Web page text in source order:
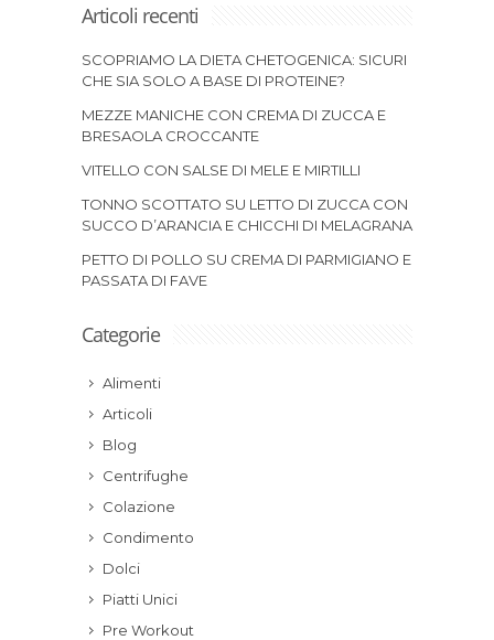
Articoli recenti
SCOPRIAMO LA DIETA CHETOGENICA: SICURI
CHE SIA SOLO A BASE DI PROTEINE?
MEZZE MANICHE CON CREMA DI ZUCCA E
BRESAOLA CROCCANTE
VITELLO CON SALSE DI MELE E MIRTILLI
TONNO SCOTTATO SU LETTO DI ZUCCA CON
SUCCO D’ARANCIA E CHICCHI DI MELAGRANA
PETTO DI POLLO SU CREMA DI PARMIGIANO E
PASSATA DI FAVE
Categorie
Alimenti
Articoli
Blog
Centrifughe
Colazione
Condimento
Dolci
Piatti Unici
Pre Workout